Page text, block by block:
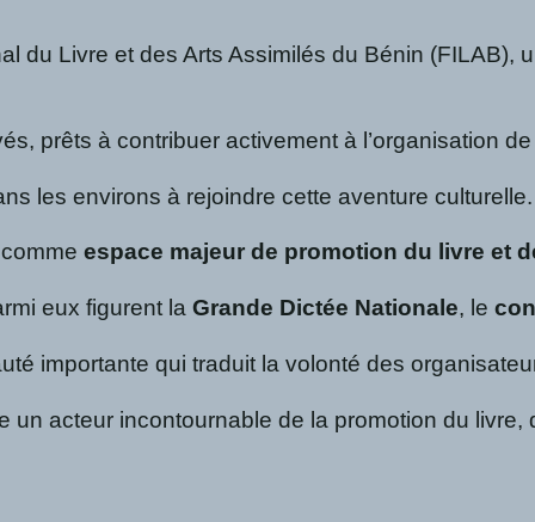
Livre et des Arts Assimilés du Bénin
prêts à contribuer activement à
les environs à rejoindre cette aventure
commeespace majeur de promotion du livre et
eux figurent laGrande Dictée Nationale, le
importante qui traduit la volonté des
acteur incontournable de la promotion du